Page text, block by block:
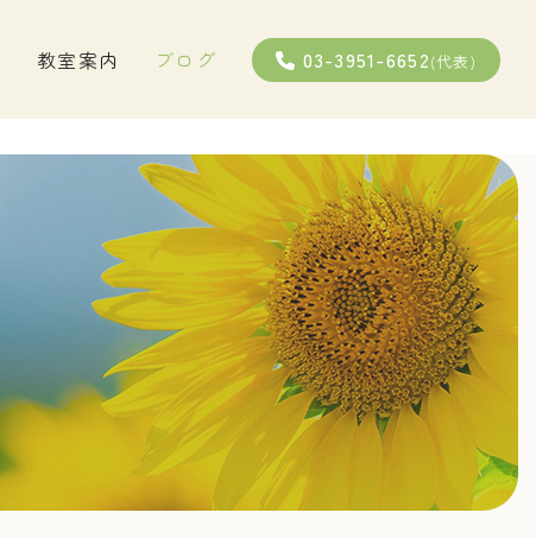
教室案内 ブログ 03-3951-6652(代表)